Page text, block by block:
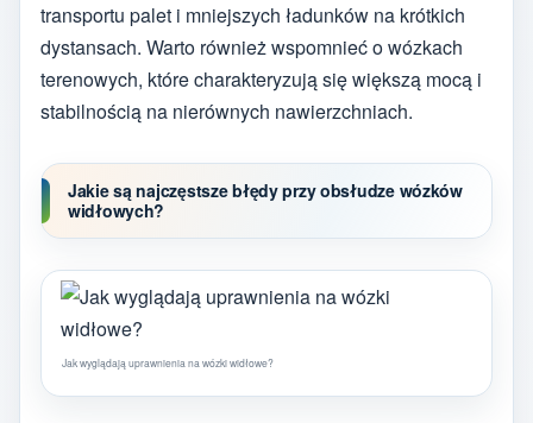
transportu palet i mniejszych ładunków na krótkich
dystansach. Warto również wspomnieć o wózkach
terenowych, które charakteryzują się większą mocą i
stabilnością na nierównych nawierzchniach.
Jakie są najczęstsze błędy przy obsłudze wózków
widłowych?
Jak wyglądają uprawnienia na wózki widłowe?